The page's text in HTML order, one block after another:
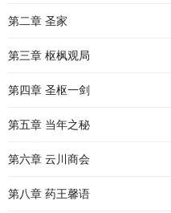
第二章 圣家
第三章 枢枫观局
第四章 圣枢一剑
第五章 当年之秘
第六章 云川商会
第八章 药王馨语